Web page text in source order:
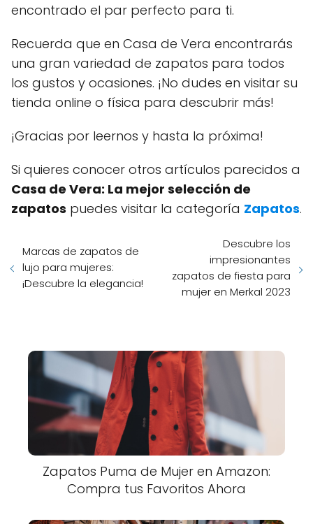
encontrado el par perfecto para ti.
Recuerda que en Casa de Vera encontrarás
una gran variedad de zapatos para todos
los gustos y ocasiones. ¡No dudes en visitar su
tienda online o física para descubrir más!
¡Gracias por leernos y hasta la próxima!
Si quieres conocer otros artículos parecidos a
Casa de Vera: La mejor selección de
zapatos puedes visitar la categoría Zapatos.
Marcas de zapatos de
lujo para mujeres:
¡Descubre la elegancia!
Descubre los
impresionantes
zapatos de fiesta para
mujer en Merkal 2023
Zapatos Puma de Mujer en Amazon:
Compra tus Favoritos Ahora